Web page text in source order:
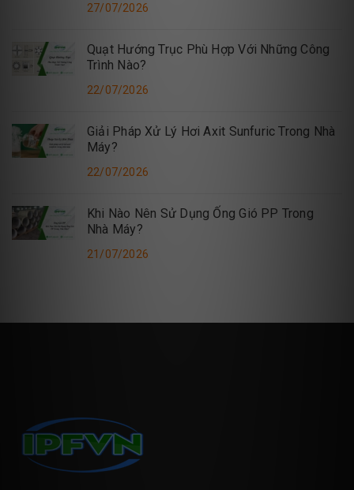
27/07/2026
Quạt Hướng Trục Phù Hợp Với Những Công
Trình Nào?
22/07/2026
Giải Pháp Xử Lý Hơi Axit Sunfuric Trong Nhà
Máy?
22/07/2026
Khi Nào Nên Sử Dụng Ống Gió PP Trong
Nhà Máy?
21/07/2026